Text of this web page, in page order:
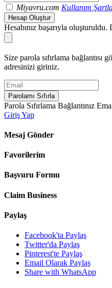
Miyavru.com Kullanım
Hesap Oluştur
Hesabınız başarıyla
Size parola sıfırlama bağlantısı
adresinizi giriniz.
Parolamı Sıfırla
Parola Sıfırlama Bağlantınız
Giriş Yap
Mesaj Gönder
Favorilerim
Başvuru Formu
Claim Business
Paylaş
Facebook'ta Paylaş
Twitter'da Paylaş
Pinterest'te Paylaş
Email Olarak Paylaş
Share with WhatsApp